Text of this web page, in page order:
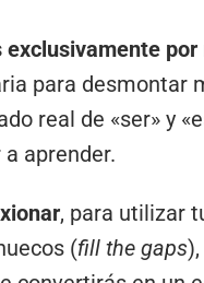
exclusivamente por
para desmontar
real de «ser» y
aprender.
, para utilizar
(fill the gaps